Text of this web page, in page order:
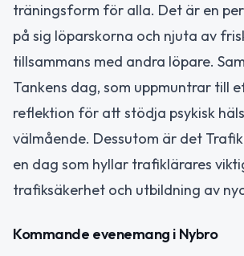
träningsform för alla. Det är en
på sig löparskorna och njuta av
tillsammans med andra löpare.
Tankens dag, som uppmuntrar till
reflektion för att stödja psykisk
välmående. Dessutom är det
en dag som hyllar trafiklärares
trafiksäkerhet och utbildning av
Kommande evenemang i Nybro